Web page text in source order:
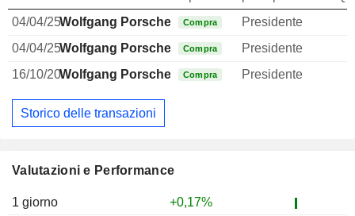
Valutazioni e Performance
1 giorno
+0,17%
04/04/25Wolfgang Porsche Compra Presidente
04/04/25Wolfgang Porsche Compra Presidente
16/10/20Wolfgang Porsche Compra Presidente
Storico delle transazioni